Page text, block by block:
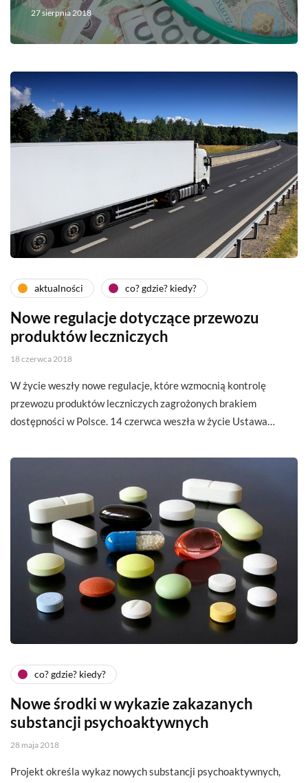
27 sierpnia 2018
aktualności co? gdzie? kiedy?
Nowe regulacje dotyczące przewozu
produktów leczniczych
18 czerwca 2018
W życie weszły nowe regulacje, które wzmocnią kontrolę
przewozu produktów leczniczych zagrożonych brakiem
dostępności w Polsce. 14 czerwca weszła w życie Ustawa…
co? gdzie? kiedy?
Nowe środki w wykazie zakazanych
substancji psychoaktywnych
28 maja 2018
Projekt określa wykaz nowych substancji psychoaktywnych,